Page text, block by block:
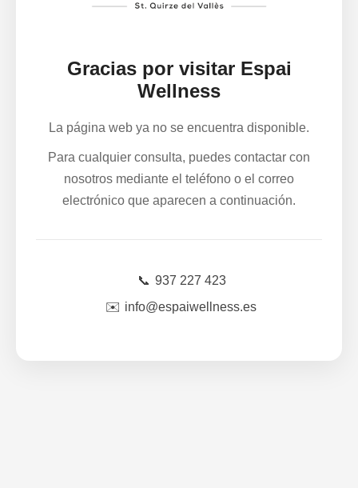
Gracias por visitar Espai
Wellness
La página web ya no se encuentra disponible.
Para cualquier consulta, puedes contactar con
nosotros mediante el teléfono o el correo
electrónico que aparecen a continuación.
📞 937 227 423
✉️ info@espaiwellness.es